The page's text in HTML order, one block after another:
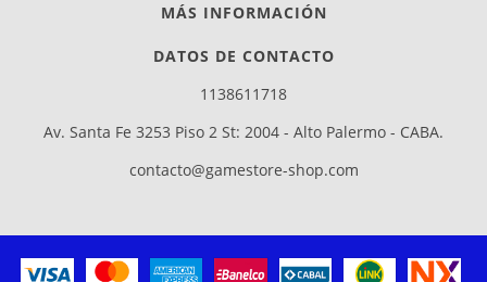
MÁS INFORMACIÓN
DATOS DE CONTACTO
1138611718
Av. Santa Fe 3253 Piso 2 St: 2004 - Alto Palermo - CABA.
contacto@gamestore-shop.com